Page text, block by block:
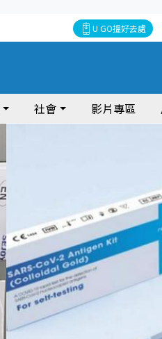
U GO搵好去處
社會 影片專區